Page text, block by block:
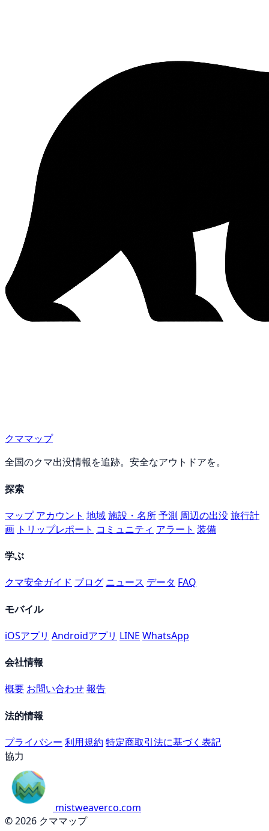
クママップ
全国のクマ出没情報を追跡。安全なアウトドアを。
探索
マップ アカウント 地域施設・名所予測 周辺の出没旅行計
画 トリップレポート コミュニティ アラート 装備
学ぶ
クマ安全ガイド ブログ ニュース データ FAQ
モバイル
iOSアプリ Androidアプリ LINE WhatsApp
会社情報
概要 お問い合わせ報告
法的情報
プライバシー 利用規約 特定商取引法に基づく表記
協力
mistweaverco.com
© 2026 クママップ